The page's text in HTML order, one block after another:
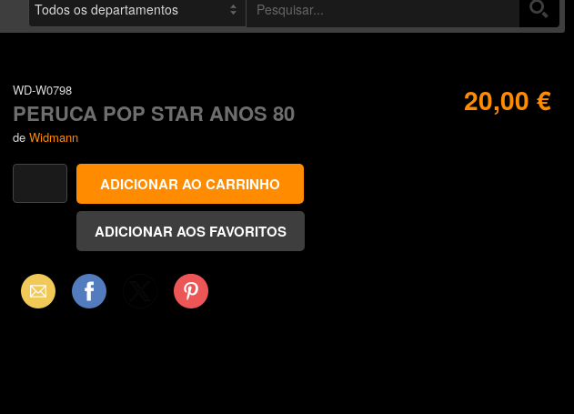
WD-W0798
PERUCA POP STAR ANOS 80
de Widmann
20,00 €
Email Facebook Pinterest